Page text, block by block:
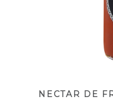
NECTAR DE